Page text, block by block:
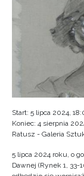
Start: 5 lipca 2024,
Koniec: 4 sierpnia
Ratusz - Galeria
5 lipca 2024 roku, o
Dawnej (Rynek 1,